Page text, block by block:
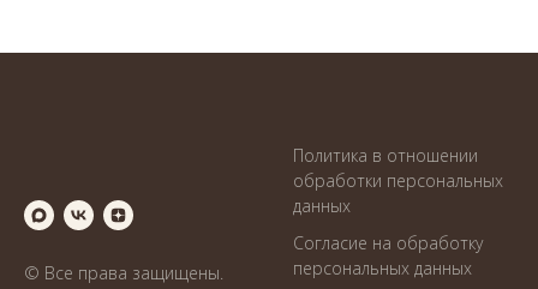
© Все права защищены.
Политика в отношении
обработки персональных
данных
Согласие на обработку
персональных данных